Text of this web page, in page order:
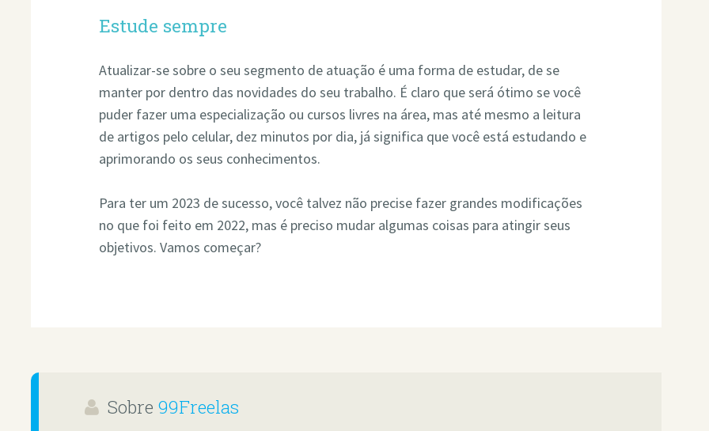
Estude sempre
Atualizar-se sobre o seu segmento de atuação é uma forma de estudar, de se
manter por dentro das novidades do seu trabalho. É claro que será ótimo se você
puder fazer uma especialização ou cursos livres na área, mas até mesmo a leitura
de artigos pelo celular, dez minutos por dia, já significa que você está estudando e
aprimorando os seus conhecimentos.
Para ter um 2023 de sucesso, você talvez não precise fazer grandes modificações
no que foi feito em 2022, mas é preciso mudar algumas coisas para atingir seus
objetivos. Vamos começar?
Sobre 99Freelas